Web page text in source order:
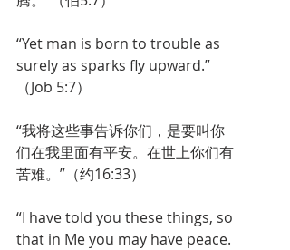
“Yet man is born to trouble as
surely as sparks fly upward.”
（Job 5:7）
“我将这些事告诉你们，是要叫你
们在我里面有平安。在世上你们有
苦难。”（约16:33）
“I have told you these things, so
that in Me you may have peace.